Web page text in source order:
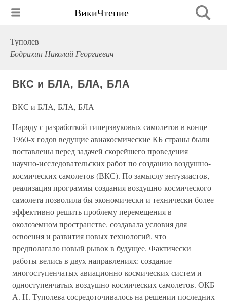
ВикиЧтение
Туполев
Бодрихин Николай Георгиевич
ВКС и БЛА, БЛА, БЛА
ВКС и БЛА, БЛА, БЛА
Наряду с разработкой гиперзвуковых самолетов в конце
1960-х годов ведущие авиакосмические КБ страны были
поставлены перед задачей скорейшего проведения
научно-исследовательских работ по созданию воздушно-
космических самолетов (ВКС). По замыслу энтузиастов,
реализация программы создания воздушно-космического
самолета позволила бы экономически и технически более
эффективно решить проблему перемещения в
околоземном пространстве, создавала условия для
освоения и развития новых технологий, что
предполагало новый рывок в будущее. Фактически
работы велись в двух направлениях: создание
многоступенчатых авиационно-космических систем и
одноступенчатых воздушно-космических самолетов. ОКБ
А. Н. Туполева сосредоточивалось на решении последних